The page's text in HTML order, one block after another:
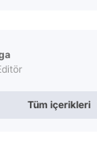
Tüm içerikleri